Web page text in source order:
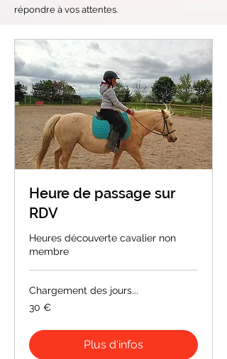
répondre à vos attentes.
Heure de passage sur
RDV
Heures découverte cavalier non
membre
Chargement des jours...
30
euros
30 €
Plus d'infos